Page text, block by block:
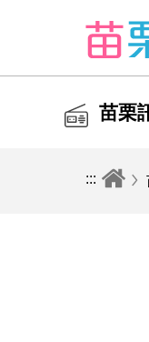
苗栗
:::